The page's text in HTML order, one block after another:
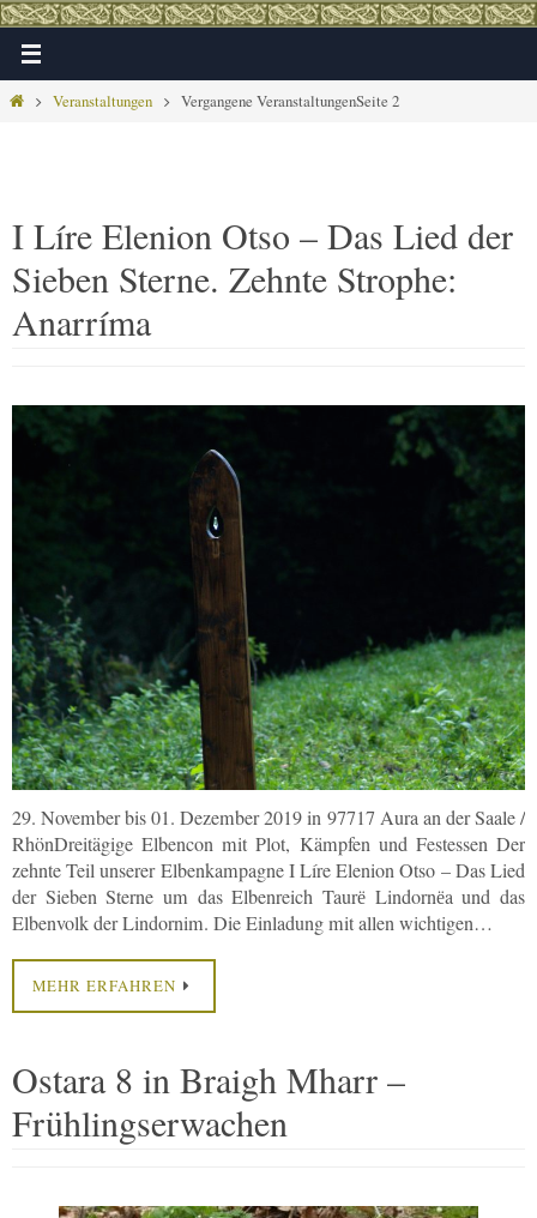
Zum
Inhalt
springen
HomeVeranstaltungen Vergangene VeranstaltungenSeite 2
I Líre Elenion Otso – Das Lied der
Sieben Sterne. Zehnte Strophe:
Anarríma
29. November bis 01. Dezember 2019 in 97717 Aura an der Saale /
RhönDreitägige Elbencon mit Plot, Kämpfen und Festessen Der
zehnte Teil unserer Elbenkampagne I Líre Elenion Otso – Das Lied
der Sieben Sterne um das Elbenreich Taurё Lindornёa und das
Elbenvolk der Lindornim. Die Einladung mit allen wichtigen…
MEHR ERFAHREN
Ostara 8 in Braigh Mharr –
Frühlingserwachen